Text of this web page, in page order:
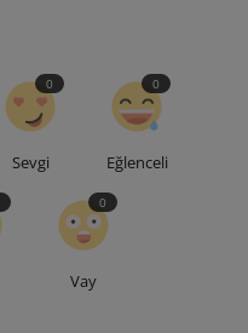
Sevgi
0
Eğlenceli
0
Vay
0